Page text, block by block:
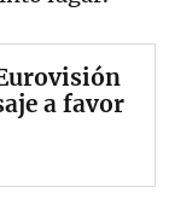
a favor